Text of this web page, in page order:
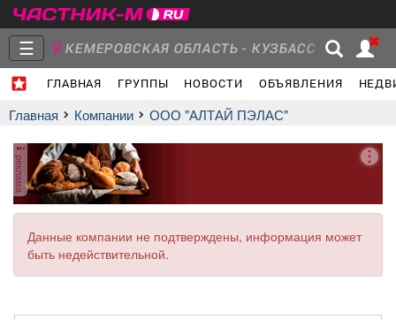
☰ КЕМЕРОВСКАЯ ОБЛАСТЬ - КУЗБАСС
ГЛАВНАЯ ГРУППЫ НОВОСТИ ОБЪЯВЛЕНИЯ
Главная
Группы Новости
Объявления Недвижимость Услуги
Главная Компании ООО "АЛТАЙ ПЭЛАС"
реклама
Данные компании не подтверждены, информация может
быть недействительной.